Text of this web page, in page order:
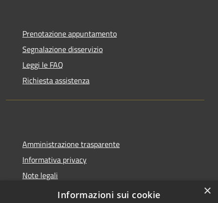
Prenotazione appuntamento
Segnalazione disservizio
Leggi le FAQ
Richiesta assistenza
Amministrazione trasparente
Informativa privacy
Note legali
Dichiarazione di accessibilità
×
Informazioni sui cookie